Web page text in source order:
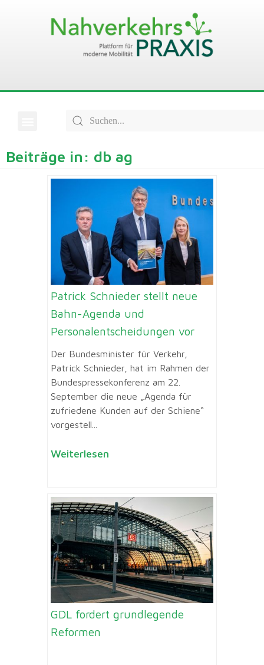
Beiträge in: db ag
Patrick Schnieder stellt neue
Bahn-Agenda und
Personalentscheidungen vor
Der Bundesminister für Verkehr,
Patrick Schnieder, hat im Rahmen der
Bundespressekonferenz am 22.
September die neue „Agenda für
zufriedene Kunden auf der Schiene“
vorgestell...
Weiterlesen
GDL fordert grundlegende
Reformen